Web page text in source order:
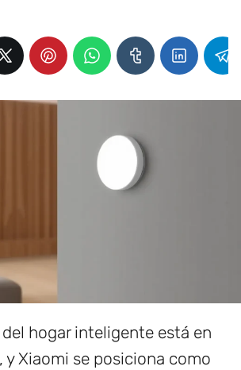
hogar inteligente está en
y Xiaomi se posiciona como